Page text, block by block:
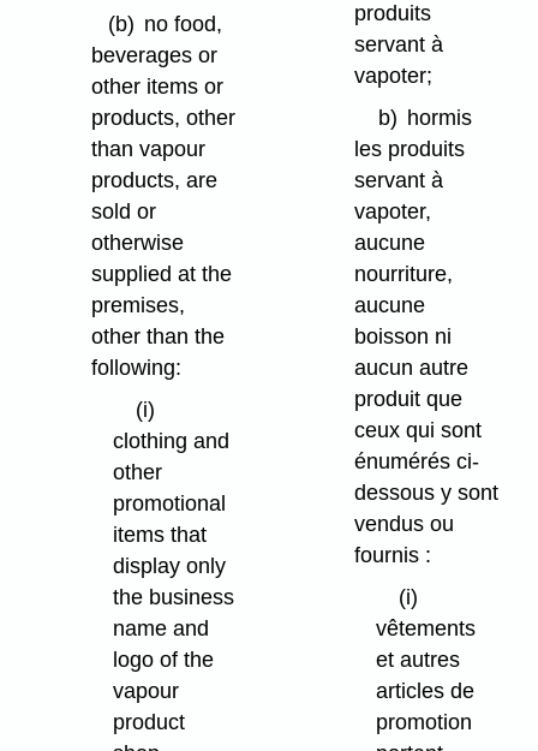
(b) no food,
beverages or
other items or
products, other
than vapour
products, are
sold or
otherwise
supplied at the
premises,
other than the
following:
(i)
clothing and
other
promotional
items that
display only
the business
name and
logo of the
vapour
product
produits
servant à
vapoter;
b) hormis
les produits
servant à
vapoter,
aucune
nourriture,
aucune
boisson ni
aucun autre
produit que
ceux qui sont
énumérés ci-
dessous y sont
vendus ou
fournis :
(i)
vêtements
et autres
articles de
promotion